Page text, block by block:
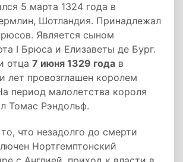
5 марта 1324 года в
Шотландия. Принадлежал
Является сыном
I Брюса и Елизаветы де Бург.
отца 7 июня 1329 года в
лет провозглашен королем
период малолетства короля
Томас Рэндольф.
что незадолго до смерти
Нортгемптонский